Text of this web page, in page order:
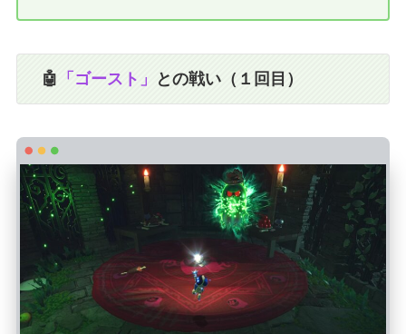
🤖 「ゴースト」 との戦い（１回目）